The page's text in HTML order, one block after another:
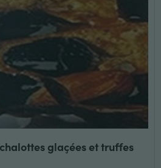
glaçées et truffes